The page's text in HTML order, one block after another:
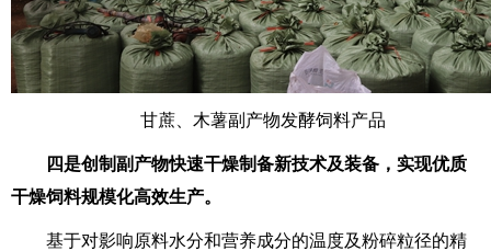
甘蔗、木薯副产物发酵饲料产品
四是创制副产物快速干燥制备新技术及装备，实现优质
干燥饲料规模化高效生产。
基于对影响原料水分和营养成分的温度及粉碎粒径的精